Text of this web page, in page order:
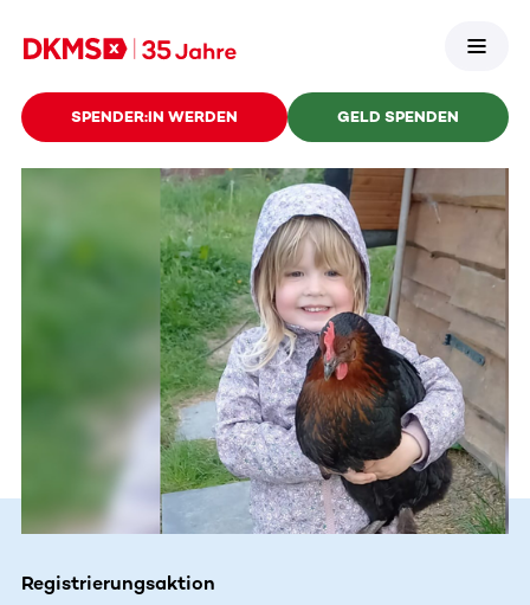
SPENDER:IN WERDEN GELD SPENDEN
Registrierungsaktion